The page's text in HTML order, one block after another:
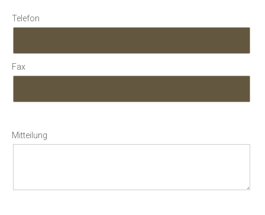
Telefon
Fax
Mitteilung